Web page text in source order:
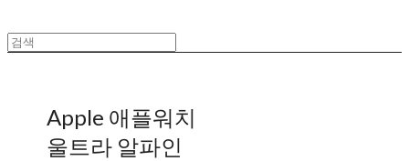
Apple 애플워치
울트라 알파인